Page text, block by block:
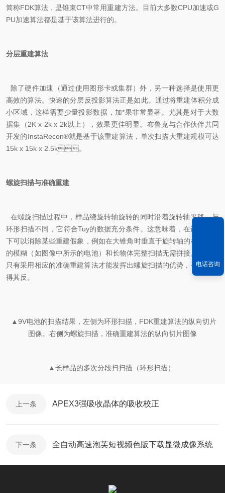
简称FDK算法，是锥束CT中常用重建方法。目前大多数CPU加速或G
PU加速算法都是基于该算法进行的。
分层重建算法
除了硬件加速（通过使用图形卡或集群）外，另一种选择是使用更
高效的算法。快速的分层反投影算法正是如此。通过将重建体积分成
小区域，这样需要少量投影数据，加*果非常显著。尤其是对于大数
据集（2K x 2k x 2k以上），效果更佳明显。 布鲁克与合作伙伴共同
开发的InstaRecon®就是基于该重建算法，单次扫描大重建规模可达
15k x 15k x 2.5k。
螺旋扫描与准确重建
在螺旋扫描过程中，样品绕旋转轴旋转的同时沿着旋转轴平移。与
环形扫描不同，它符合Tuy的数据充分条件。这意味着，在许多情况
下可以消除某些重建假象，例如在大锥角时垂直于旋转轴的样品两端
的模糊（如图像中所示的电池）和长物体完整扫描无需拼接。同时，
只有采用相应的准确重建算法才能发挥出螺旋扫描的优势，否则会适
得其反。
▲9V电池的扫描结果，左侧为环形扫描，FDK重建算法的纵向切片
图像。右侧为螺旋扫描，准确重建算法的纵向切片图像
▲长样品的多次分段扫扫描（环形扫描）
上一条 APEX3强吸收晶体的吸收校正
下一条 全自动高速泡芙短视频色版下载显微成像系统
电话咨询